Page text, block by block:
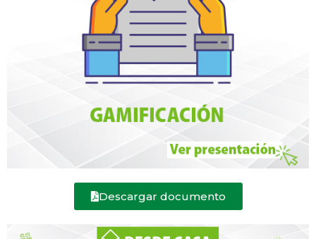
Descargar documento